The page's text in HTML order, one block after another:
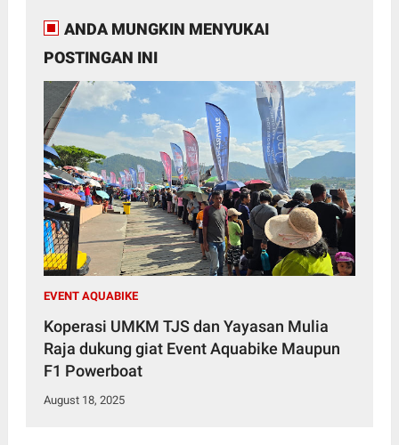
ANDA MUNGKIN MENYUKAI
POSTINGAN INI
EVENT AQUABIKE
Koperasi UMKM TJS dan Yayasan Mulia
Raja dukung giat Event Aquabike Maupun
F1 Powerboat
August 18, 2025